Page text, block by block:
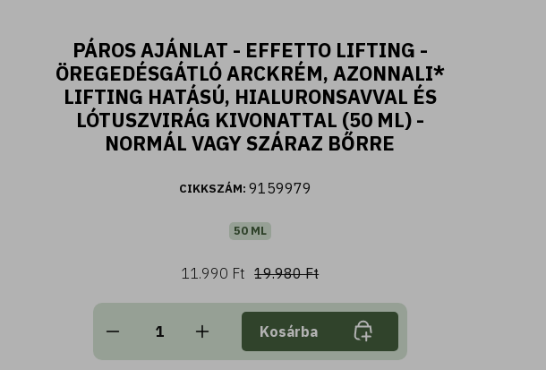
PÁROS AJÁNLAT - EFFETTO LIFTING -
ÖREGEDÉSGÁTLÓ ARCKRÉM, AZONNALI*
LIFTING HATÁSÚ, HIALURONSAVVAL ÉS
LÓTUSZVIRÁG KIVONATTAL (50 ML) -
NORMÁL VAGY SZÁRAZ BŐRRE
CIKKSZÁM: 9159979
50 ML
11.990 Ft 19.980 Ft
Kosárba